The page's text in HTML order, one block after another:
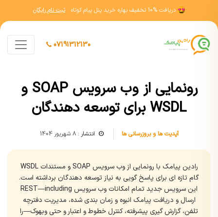
دریافت 10% تخفیف بهاره خرید پنل پیام کوتاه ثبت نام رایگان
07191312130
رونمایی از وب سرویس SOAP و
WSDL برای توسعه دهندگان
آپدیت ها و بروزرسانی ها انتشار :8 شهریور 1404
رادین پیامک با رونمایی از وب سرویس SOAP و مستندات WSDL
گام تازه ای برای پاسخ گویی به نیاز توسعه دهندگان برداشته است.
این سرویس جدید تمام امکانات وب سرویس REST—including
ارسال و دریافت پیامک انبوه و زمان بندی شده، مدیریت دفترچه
تلفن، گزارش گیری پیشرفته، کنترل خطوط و اعتبار و حتی وبهوک—را